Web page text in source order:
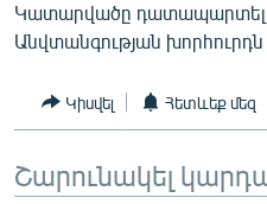
Հայերեն
English
Русский
ՀԵՏԵՎԵՔ ՄԵԶ
Կատարվածը դատապարտել
Անվտանգության
Կիսվել Հետևեք մեզ
Շարունակել